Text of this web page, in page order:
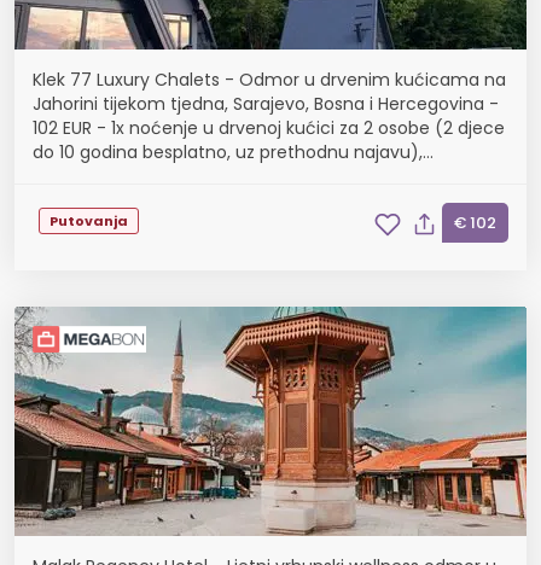
Klek 77 Luxury Chalets - Odmor u drvenim kućicama na
Jahorini tijekom tjedna, Sarajevo, Bosna i Hercegovina -
102 EUR - 1x noćenje u drvenoj kućici za 2 osobe (2 djece
do 10 godina besplatno, uz prethodnu najavu),
Putovanja € 102